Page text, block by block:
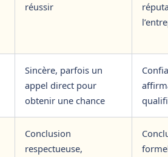
réussir
Sincère, parfois un
appel direct pour
obtenir une chance
Conclusion
respectueuse,